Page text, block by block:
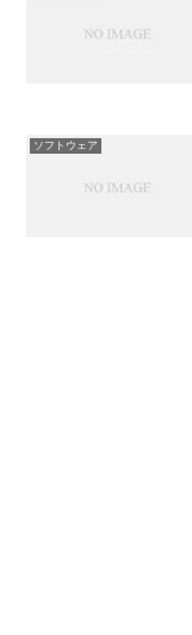
ソフトウェア